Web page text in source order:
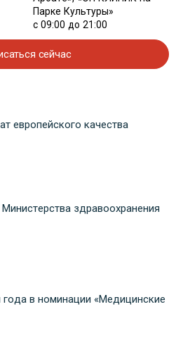
Парке Культуры»
с 09:00 до 21:00
сейчас
европейского качества
здравоохранения
в номинации «Медицинские